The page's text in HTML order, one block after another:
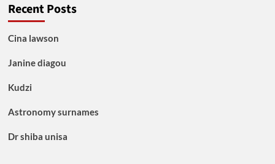
Recent Posts
Cina lawson
Janine diagou
Kudzi
Astronomy surnames
Dr shiba unisa